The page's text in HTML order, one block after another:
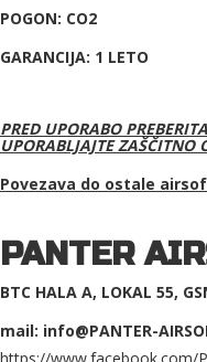
POGON: CO2
GARANCIJA: 1 LETO
PRED UPORABO
UPORABLJAJTE ZAŠČITNO
Povezava do ostale a
PANTER
BTC HALA A, LOKAL 55,
mail: info@PANTER-